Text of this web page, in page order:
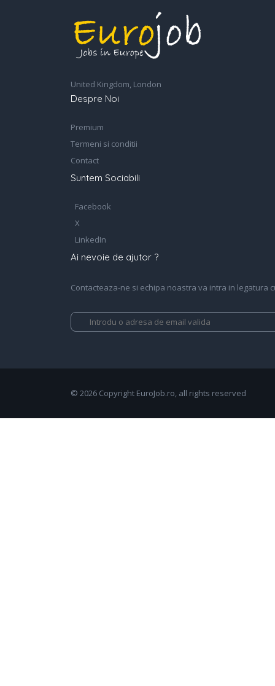
United Kingdom, London
Despre Noi
Premium
Termeni si conditii
Contact
Suntem Sociabili
Facebook
X
LinkedIn
Ai nevoie de ajutor ?
Contacteaza-ne si echipa noastra va intra in legatura
© 2026 Copyright EuroJob.ro, all rights reserved